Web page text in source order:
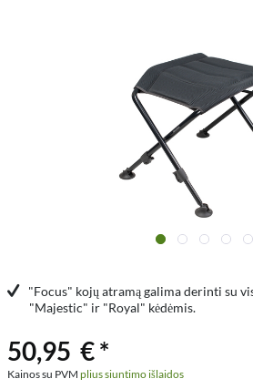
"Focus" kojų atramą galima derinti su
"Majestic" ir "Royal" kėdėmis.
50,95 € *
Kainos su PVM plius siuntimo išlaidos